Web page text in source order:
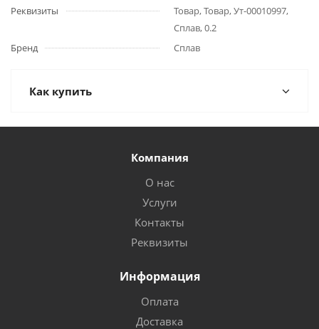
Реквизиты
Товар, Товар, Ут-00010997,
Сплав, 0.2
Бренд
Сплав
Как купить
Компания
О нас
Услуги
Контакты
Реквизиты
Информация
Оплата
Доставка